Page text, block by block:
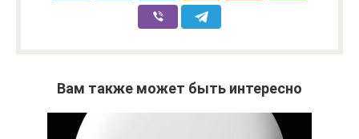
Вам также может быть интересно